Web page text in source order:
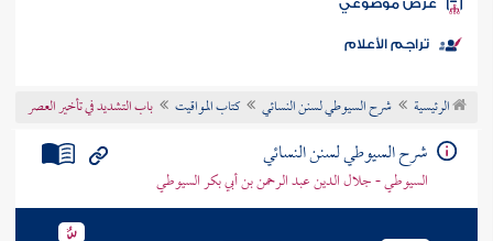
الكتب
موضوعي
تراجم الأعلام
الرئيسية شرح السيوطي لسنن النسائي كتاب المواقيت باب التشديد في تأخير العصر
شرح السيوطي لسنن النسائي
السيوطي - جلال الدين عبد الرحمن بن أبي بكر السيوطي